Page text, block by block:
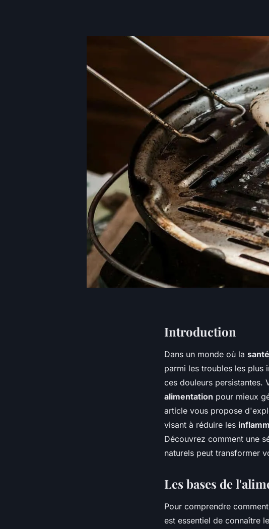
Introduction
Dans un monde où la santé
parmi les troubles les plus
ces douleurs persistantes.
alimentation pour mieux
article vous propose
visant à réduire les
Découvrez comment une
naturels peut transformer
Les bases de
Pour comprendre
est essentiel de connaître